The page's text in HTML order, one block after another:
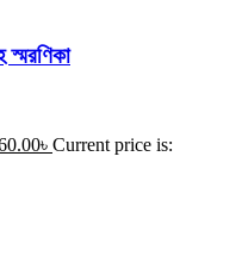
৳ Current price is: